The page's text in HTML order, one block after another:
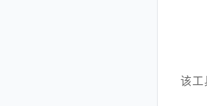
该